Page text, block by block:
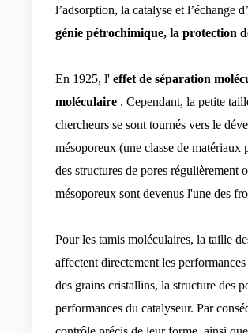
l’adsorption, la catalyse et l’échange
génie pétrochimique, la protection
En 1925, l'effet de séparation
moléculaire . Cependant, la petite
chercheurs se sont tournés vers le
mésoporeux (une classe de
des structures de pores régulièrement
mésoporeux sont devenus l'une des
Pour les tamis moléculaires, la taille
affectent directement les
des grains cristallins, la structure des
performances du catalyseur. Par